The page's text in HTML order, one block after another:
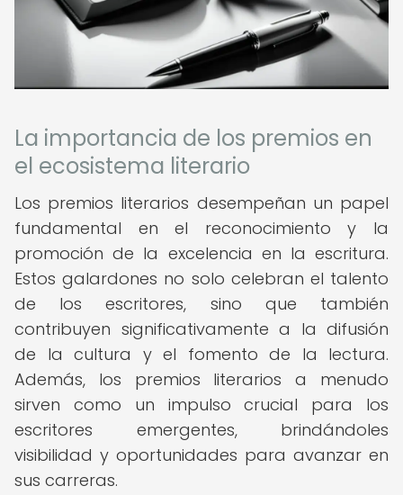
La importancia de los premios en
el ecosistema literario
Los premios literarios desempeñan un papel
fundamental en el reconocimiento y la
promoción de la excelencia en la escritura.
Estos galardones no solo celebran el talento
de los escritores, sino que también
contribuyen significativamente a la difusión
de la cultura y el fomento de la lectura.
Además, los premios literarios a menudo
sirven como un impulso crucial para los
escritores emergentes, brindándoles
visibilidad y oportunidades para avanzar en
sus carreras.